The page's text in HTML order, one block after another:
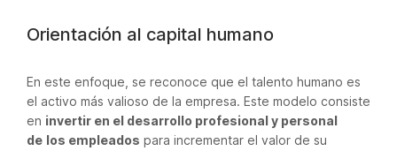
Orientación al capital humano
En este enfoque, se reconoce que el talento humano es
el activo más valioso de la empresa. Este modelo consiste
en invertir en el desarrollo profesional y personal
de los empleados para incrementar el valor de su